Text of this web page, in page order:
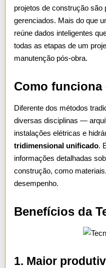
projetos de construção são
gerenciados. Mais do que
reúne dados inteligentes
todas as etapas de um
manutenção pós-obra.
Como funciona
Diferente dos métodos
diversas disciplinas —
instalações elétricas e
tridimensional unificado.
informações detalhadas
construção, como
desempenho.
Benefícios da
1. Maior